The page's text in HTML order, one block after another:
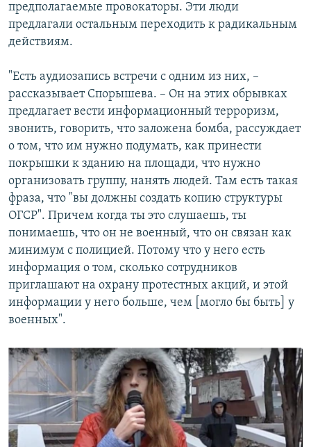
предполагаемые провокаторы. Эти люди
предлагали остальным переходить к радикальным
действиям.
"Есть аудиозапись встречи с одним из них, –
рассказывает Спорышева. – Он на этих обрывках
предлагает вести информационный терроризм,
звонить, говорить, что заложена бомба, рассуждает
о том, что им нужно подумать, как принести
покрышки к зданию на площади, что нужно
организовать группу, нанять людей. Там есть такая
фраза, что "вы должны создать копию структуры
ОГСР". Причем когда ты это слушаешь, ты
понимаешь, что он не военный, что он связан как
минимум с полицией. Потому что у него есть
информация о том, сколько сотрудников
приглашают на охрану протестных акций, и этой
информации у него больше, чем [могло бы быть] у
военных".